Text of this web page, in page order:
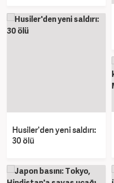
Husiler'den yeni saldırı:
30 ölü